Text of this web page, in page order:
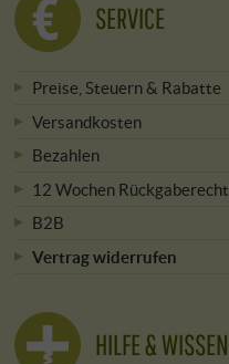
SERVICE
Preise, Steuern & Rabatte
Versandkosten
Bezahlen
12 Wochen Rückgaberecht
B2B
Vertrag widerrufen
HILFE & WISSEN